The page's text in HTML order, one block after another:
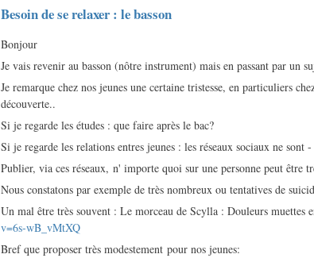
Besoin de se relaxer : le basson
Bonjour
Je vais revenir au basson (nôtre instrument) mais en passant par un
Je remarque chez nos jeunes une certaine tristesse, en particuliers
découverte..
Si je regarde les études : que faire après le bac?
Si je regarde les relations entres jeunes : les réseaux sociaux ne sont
Publier, via ces réseaux, n' importe quoi sur une personne peut être
Nous constatons par exemple de très nombreux ou tentatives de
Un mal être très souvent : Le morceau de Scylla : Douleurs muettes
v=6s-wB_vMtXQ
Bref que proposer très modestement pour nos jeunes: